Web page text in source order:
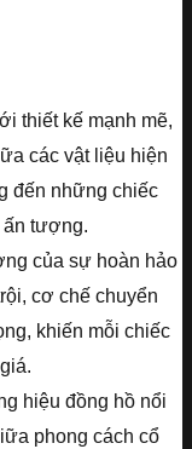
thiết kế mạnh mẽ,
các vật liệu hiện
đến những chiếc
ấn tượng.
của sự hoàn hảo
cơ chế chuyển
khiến mỗi chiếc
hiệu đồng hồ nổi
phong cách cổ